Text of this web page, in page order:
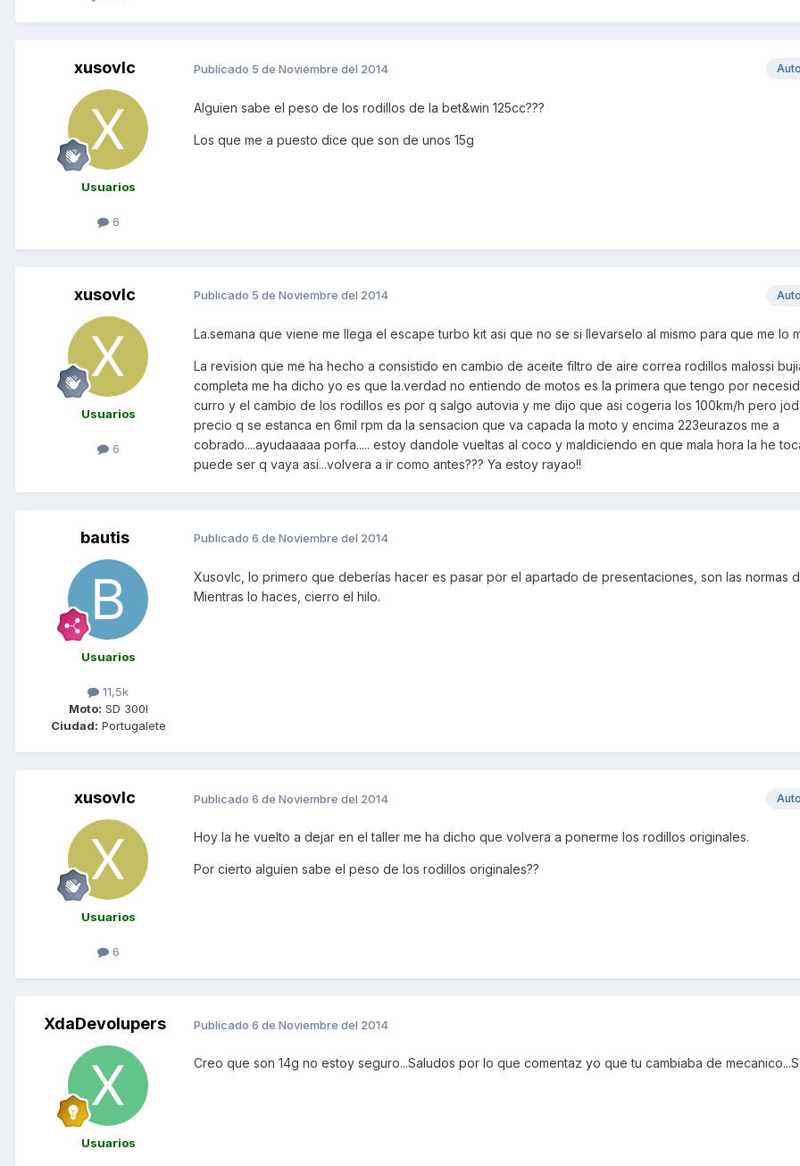
xusovlc
Usuarios
6
Publicado 5 de Noviembre del 2014
Alguien sabe el peso de los rodillos de la bet&win 125cc???
Los que me a puesto dice que son de unos 15g
xusovlc
Usuarios
6
Publicado 5 de Noviembre del 2014
La.semana que viene me llega el escape turbo kit asi que no se si llevarselo al mismo para que me lo
La revision que me ha hecho a consistido en cambio de aceite filtro de aire correa rodillos malossi
completa me ha dicho yo es que la.verdad no entiendo de motos es la primera que tengo por
curro y el cambio de los rodillos es por q salgo autovia y me dijo que asi cogeria los 100km/h pero
precio q se estanca en 6mil rpm da la sensacion que va capada la moto y encima 223eurazos me a
cobrado....ayudaaaaa porfa..... estoy dandole vueltas al coco y maldiciendo en que mala hora la he
puede ser q vaya asi...volvera a ir como antes??? Ya estoy rayao!!
bautis
Usuarios
11,5k
Moto: SD 300I
Ciudad: Portugalete
Publicado 6 de Noviembre del 2014
Xusovlc, lo primero que deberías hacer es pasar por el apartado de presentaciones, son las normas
Mientras lo haces, cierro el hilo.
xusovlc
Usuarios
6
Publicado 6 de Noviembre del 2014
Hoy la he vuelto a dejar en el taller me ha dicho que volvera a ponerme los rodillos originales.
Por cierto alguien sabe el peso de los rodillos originales??
XdaDevolupers
Usuarios
Publicado 6 de Noviembre del 2014
Creo que son 14g no estoy seguro...Saludos por lo que comentaz yo que tu cambiaba de